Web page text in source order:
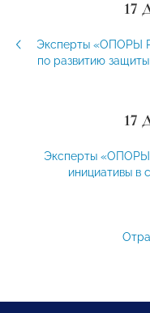
17
Эксперты «ОПОРЫ
по развитию
17
Эксперты
инициативы в